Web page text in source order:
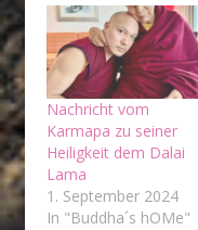
Nachricht vom
Karmapa zu seiner
Heiligkeit dem Dalai
Lama
1. September 2024
In "Buddha´s hOMe"